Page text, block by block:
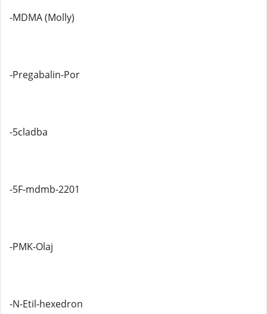
-MDMA (Molly)
-Pregabalin-Por
-5cladba
-5F-mdmb-2201
-PMK-Olaj
-N-Etil-hexedron